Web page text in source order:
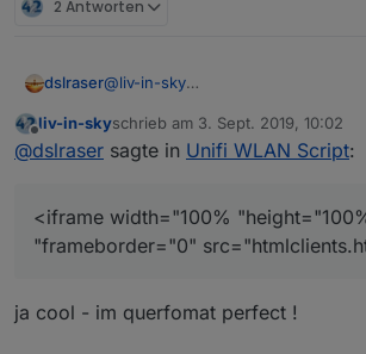
2 Antworten
dslraser@liv-in-sky
ich habe das iframe bei mir mal so
eingebunden, sieht etwas besser
Datei geht, oder im iQontrol
Offline
liv-in-skyschrieb am 3. Sept. 2019, 10:02
zuletzt editiert von
@dslraser sagte in Unifi WLAN Script:
<iframe width="100%
"frameborder="0"
ja cool - im querfomat perfect !